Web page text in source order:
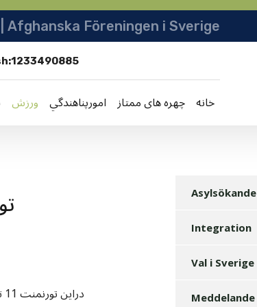
انجمن افغانها در سویدن | په سویدن کی دافغانانو ټولنه | Afghanska Föreningen i Sverige
ورزش امورپناهندگي چهره های ممتاز خانه
Asylsökande
Integration
Val i Sverige
Meddelande